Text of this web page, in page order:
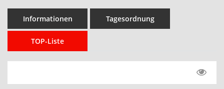
Informationen Tagesordnung
TOP-Liste